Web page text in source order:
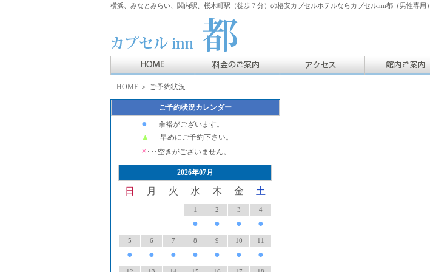
横浜、みなとみらい、関内駅、桜木町駅（徒歩７分）の格安カプセルホテルならカプセルinn都（男性専用）
HOME ＞ ご予約状況
ご予約状況カレンダー
● ･･･余裕がございます。
▲ ･･･早めにご予約下さい。
× ･･･空きがございません。
2026年07月
日 月 火 水 木 金 土
1
●
2
●
3
●
4
●
5
●
6
●
7
●
8
●
9
●
10
●
11
●